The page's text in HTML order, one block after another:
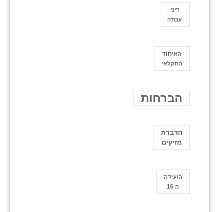
דיני
עבודה
האיחוד
החקלאי
הברחות
הדברת
מזיקים
הועידה
ה 16